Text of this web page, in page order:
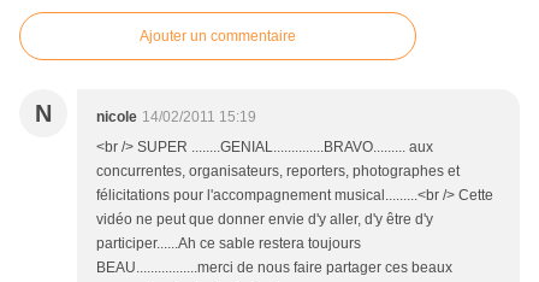
Ajouter un commentaire
N nicole 14/02/2011 15:19
<br /> SUPER ........GENIAL..............BRAVO......... aux
concurrentes, organisateurs, reporters, photographes et
félicitations pour l'accompagnement musical.........<br /> Cette
vidéo ne peut que donner envie d'y aller, d'y être d'y
participer......Ah ce sable restera toujours
BEAU.................merci de nous faire partager ces beaux